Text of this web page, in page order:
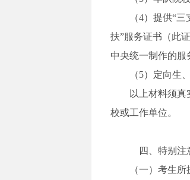
（4）提供“
扶”服务证书（此
中央统一制作的服
（5）定向生
以上材料须
校或工作单位。
四、特别注
（一）考生